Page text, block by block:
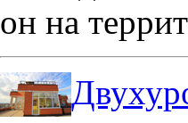
он на